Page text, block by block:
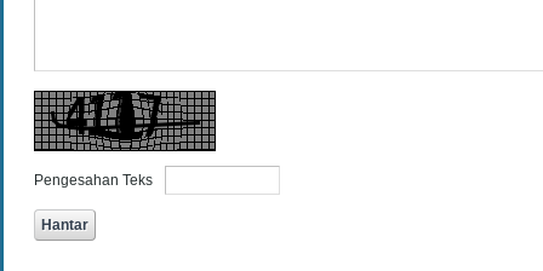
Pengesahan Teks